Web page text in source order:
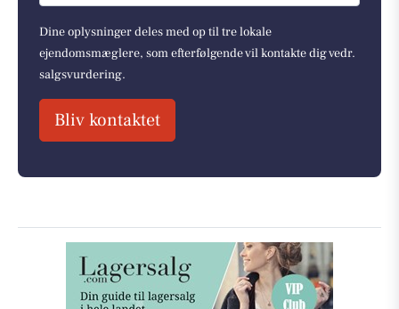
Dine oplysninger deles med op til tre lokale
ejendomsmæglere, som efterfølgende vil kontakte dig vedr.
salgsvurdering.
Bliv kontaktet